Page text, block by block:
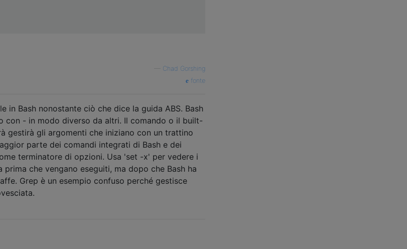
Chad Gorshing
fonte
in Bash nonostante ciò che dice la guida ABS. Bash
con - in modo diverso da altri. Il comando o il built-
gestirà gli argomenti che iniziano con un trattino
parte dei comandi integrati di Bash e dei
terminatore di opzioni. Usa 'set -x' per vedere i
che vengano eseguiti, ma dopo che Bash ha
Grep è un esempio confuso perché gestisce